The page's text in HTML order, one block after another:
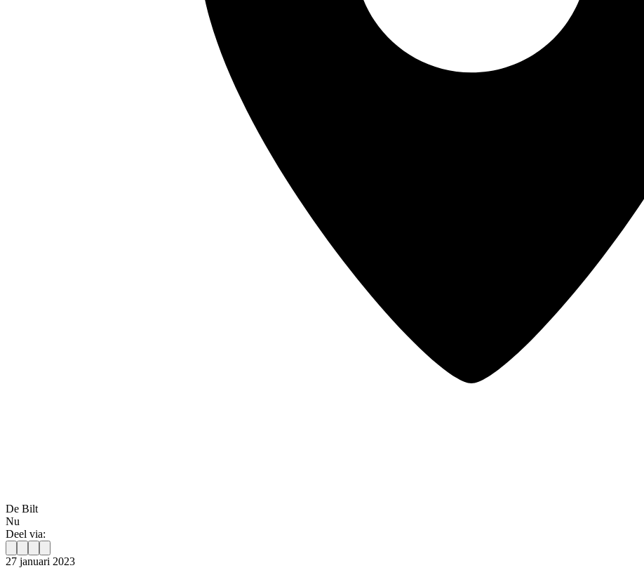
De Bilt
Nu
Deel via:
27 januari 2023